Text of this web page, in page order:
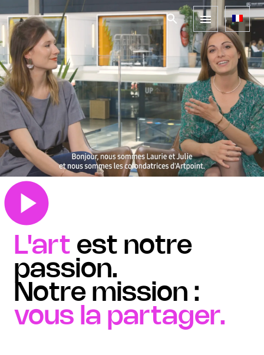
L'art est notre
passion.
Notre mission :
vous la partager.